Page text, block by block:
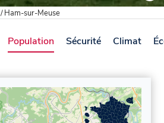
/Ham-sur-Meuse
Population Sécurité Climat